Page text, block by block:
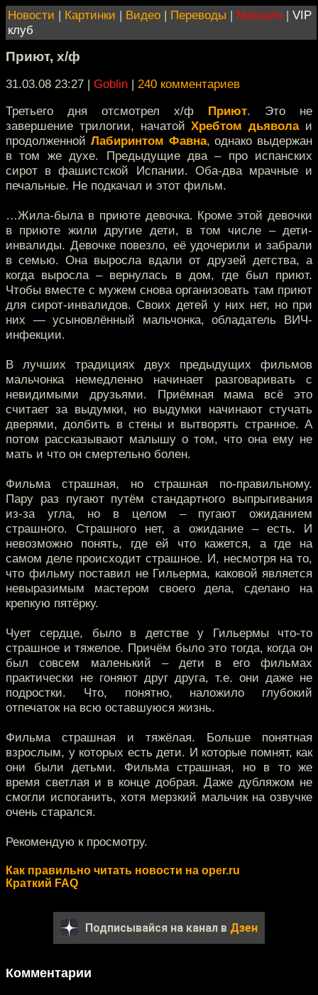
Новости | Картинки | Видео | Переводы | Магазин | VIP
клуб
Приют, х/ф
31.03.08 23:27 | Goblin | 240 комментариев
Третьего дня отсмотрел х/ф Приют. Это не
завершение трилогии, начатойХребтом дьяволаи
продолженной Лабиринтом Фавна, однако выдержан
в том же духе. Предыдущие два – про испанских
сирот в фашистской Испании. Оба-два мрачные и
печальные. Не подкачал и этот фильм.
…Жила-была в приюте девочка. Кроме этой девочки
в приюте жили другие дети, в том числе – дети-
инвалиды. Девочке повезло, её удочерили и забрали
в семью. Она выросла вдали от друзей детства, а
когда выросла – вернулась в дом, где был приют.
Чтобы вместе с мужем снова организовать там приют
для сирот-инвалидов. Своих детей у них нет, но при
них — усыновлённый мальчонка, обладатель ВИЧ-
инфекции.
В лучших традициях двух предыдущих фильмов
мальчонка немедленно начинает разговаривать с
невидимыми друзьями. Приёмная мама всё это
считает за выдумки, но выдумки начинают стучать
дверями, долбить в стены и вытворять странное. А
потом рассказывают малышу о том, что она ему не
мать и что он смертельно болен.
Фильма страшная, но страшная по-правильному.
Пару раз пугают путём стандартного выпрыгивания
из-за угла, но в целом – пугают ожиданием
страшного. Страшного нет, а ожидание – есть. И
невозможно понять, где ей что кажется, а где на
самом деле происходит страшное. И, несмотря на то,
что фильму поставил не Гильерма, каковой является
невыразимым мастером своего дела, сделано на
крепкую пятёрку.
Чует сердце, было в детстве у Гильермы что-то
страшное и тяжелое. Причём было это тогда, когда он
был совсем маленький – дети в его фильмах
практически не гоняют друг друга, т.е. они даже не
подростки. Что, понятно, наложило глубокий
отпечаток на всю оставшуюся жизнь.
Фильма страшная и тяжёлая. Больше понятная
взрослым, у которых есть дети. И которые помнят, как
они были детьми. Фильма страшная, но в то же
время светлая и в конце добрая. Даже дубляжом не
смогли испоганить, хотя мерзкий мальчик на озвучке
очень старался.
Рекомендую к просмотру.
Как правильно читать новости на oper.ru
Краткий FAQ
Подписывайся на канал в Дзен
Комментарии